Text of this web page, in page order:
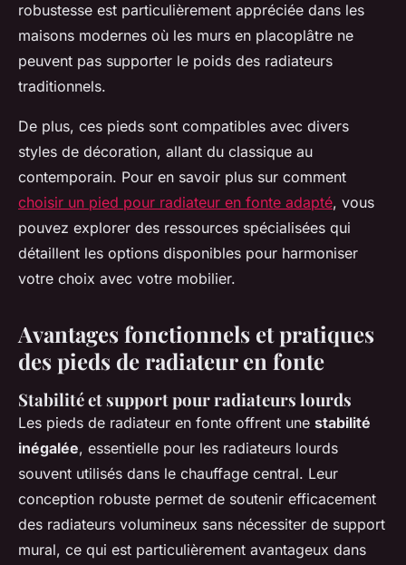
robustesse est particulièrement appréciée dans les
maisons modernes où les murs en placoplâtre ne
peuvent pas supporter le poids des radiateurs
traditionnels.
De plus, ces pieds sont compatibles avec divers
styles de décoration, allant du classique au
contemporain. Pour en savoir plus sur comment
choisir un pied pour radiateur en fonte adapté, vous
pouvez explorer des ressources spécialisées qui
détaillent les options disponibles pour harmoniser
votre choix avec votre mobilier.
Avantages fonctionnels et pratiques
des pieds de radiateur en fonte
Stabilité et support pour radiateurs lourds
Les pieds de radiateur en fonte offrent une stabilité
inégalée, essentielle pour les radiateurs lourds
souvent utilisés dans le chauffage central. Leur
conception robuste permet de soutenir efficacement
des radiateurs volumineux sans nécessiter de support
mural, ce qui est particulièrement avantageux dans